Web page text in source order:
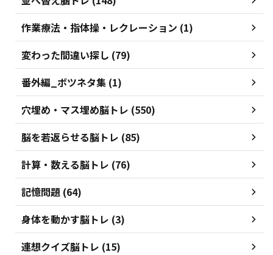
作業療法・指体操・レクレーション (1)
変わった間違い探し (79)
番外編_ボツネタ集 (1)
穴埋め・マス埋め脳トレ (550)
脳を若返らせる脳トレ (85)
計算・数える脳トレ (76)
記憶問題 (64)
身体を動かす脳トレ (3)
連想クイズ脳トレ (15)